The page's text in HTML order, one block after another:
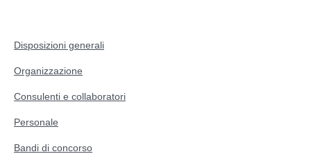
Disposizioni generali
Organizzazione
Consulenti e collaboratori
Personale
Bandi di concorso